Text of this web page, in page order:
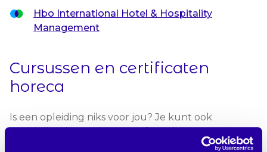
Hbo International Hotel & Hospitality
Management
Cursussen en certificaten
horeca
Is een opleiding niks voor jou? Je kunt ook
verschillende meerdaagse of eendaagse cursussen
volgen. Gericht op bijvoorbeeld hygiëne,